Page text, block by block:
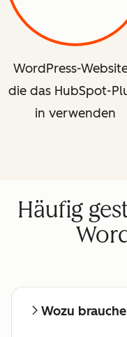
WordPress-
die das HubSpot-
in verwenden
Häufig
Wozu